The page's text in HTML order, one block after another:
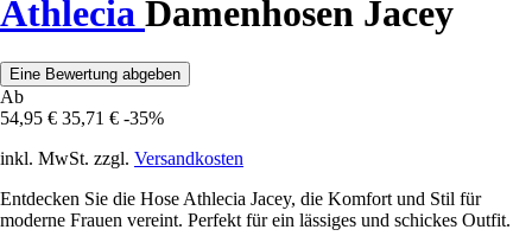
Athlecia Damenhosen Jacey
Eine Bewertung abgeben
Ab
54,95 € 35,71 € -35%
inkl. MwSt. zzgl. Versandkosten
Entdecken Sie die Hose Athlecia Jacey, die Komfort und Stil für
moderne Frauen vereint. Perfekt für ein lässiges und schickes Outfit.